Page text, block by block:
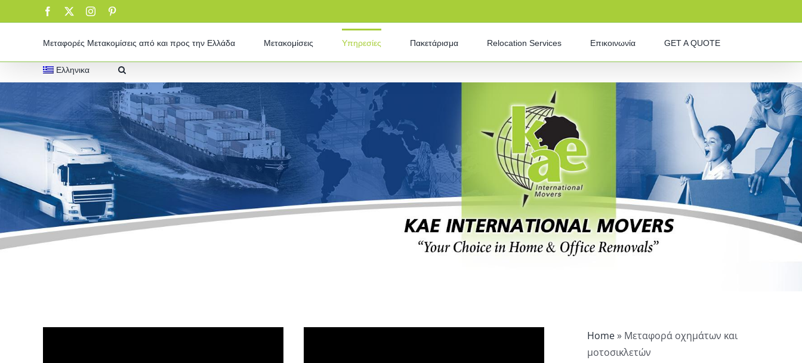
to
Facebook Instagram
Μεταφορές Μετακομίσεις από και προς την Ελλάδα Μετακομίσεις Υπηρεσίες Πακετάρισμα Relocation Services Επικοινωνία GET A QUOTE
Ελληνικα
Home» Μεταφορά οχημάτων και
μοτοσικλετών